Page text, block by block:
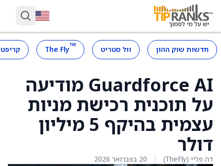
חדשות שוק ההון וול סטריט ™
The Fly
Guardforce AI מודיעה
על תוכנית רכישת מניות
עצמית בהיקף 5 מיליון
דולר
דה פליי (TheFly) 20 בפברואר 2026